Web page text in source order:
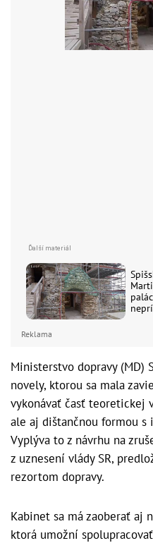
Reklama
Ministerstvo dopravy (MD)
novely, ktorou sa mala
vykonávať časť teoretickej
ale aj dištančnou formou s
Vyplýva to z návrhu na
z uznesení vlády SR,
rezortom dopravy.
Kabinet sa má zaoberať aj
ktorá umožní